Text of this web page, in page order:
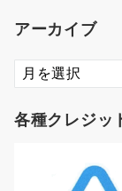
アーカイブ
ア
ー
イ
各種クレジッ